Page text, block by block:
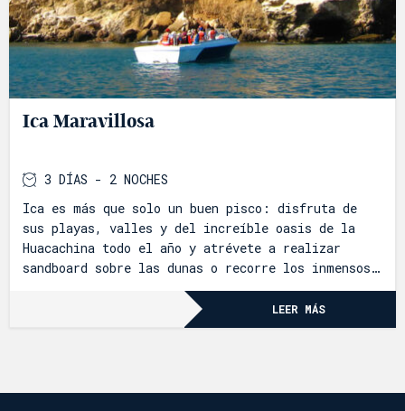
Ica Maravillosa
3 DÍAS - 2 NOCHES
Ica es más que solo un buen pisco: disfruta de
sus playas, valles y del increíble oasis de la
Huacachina todo el año y atrévete a realizar
sandboard sobre las dunas o recorre los inmensos
desiertos en un tubular. No esperes más y
descubre todo lo que esta región tiene para
LEER MÁS